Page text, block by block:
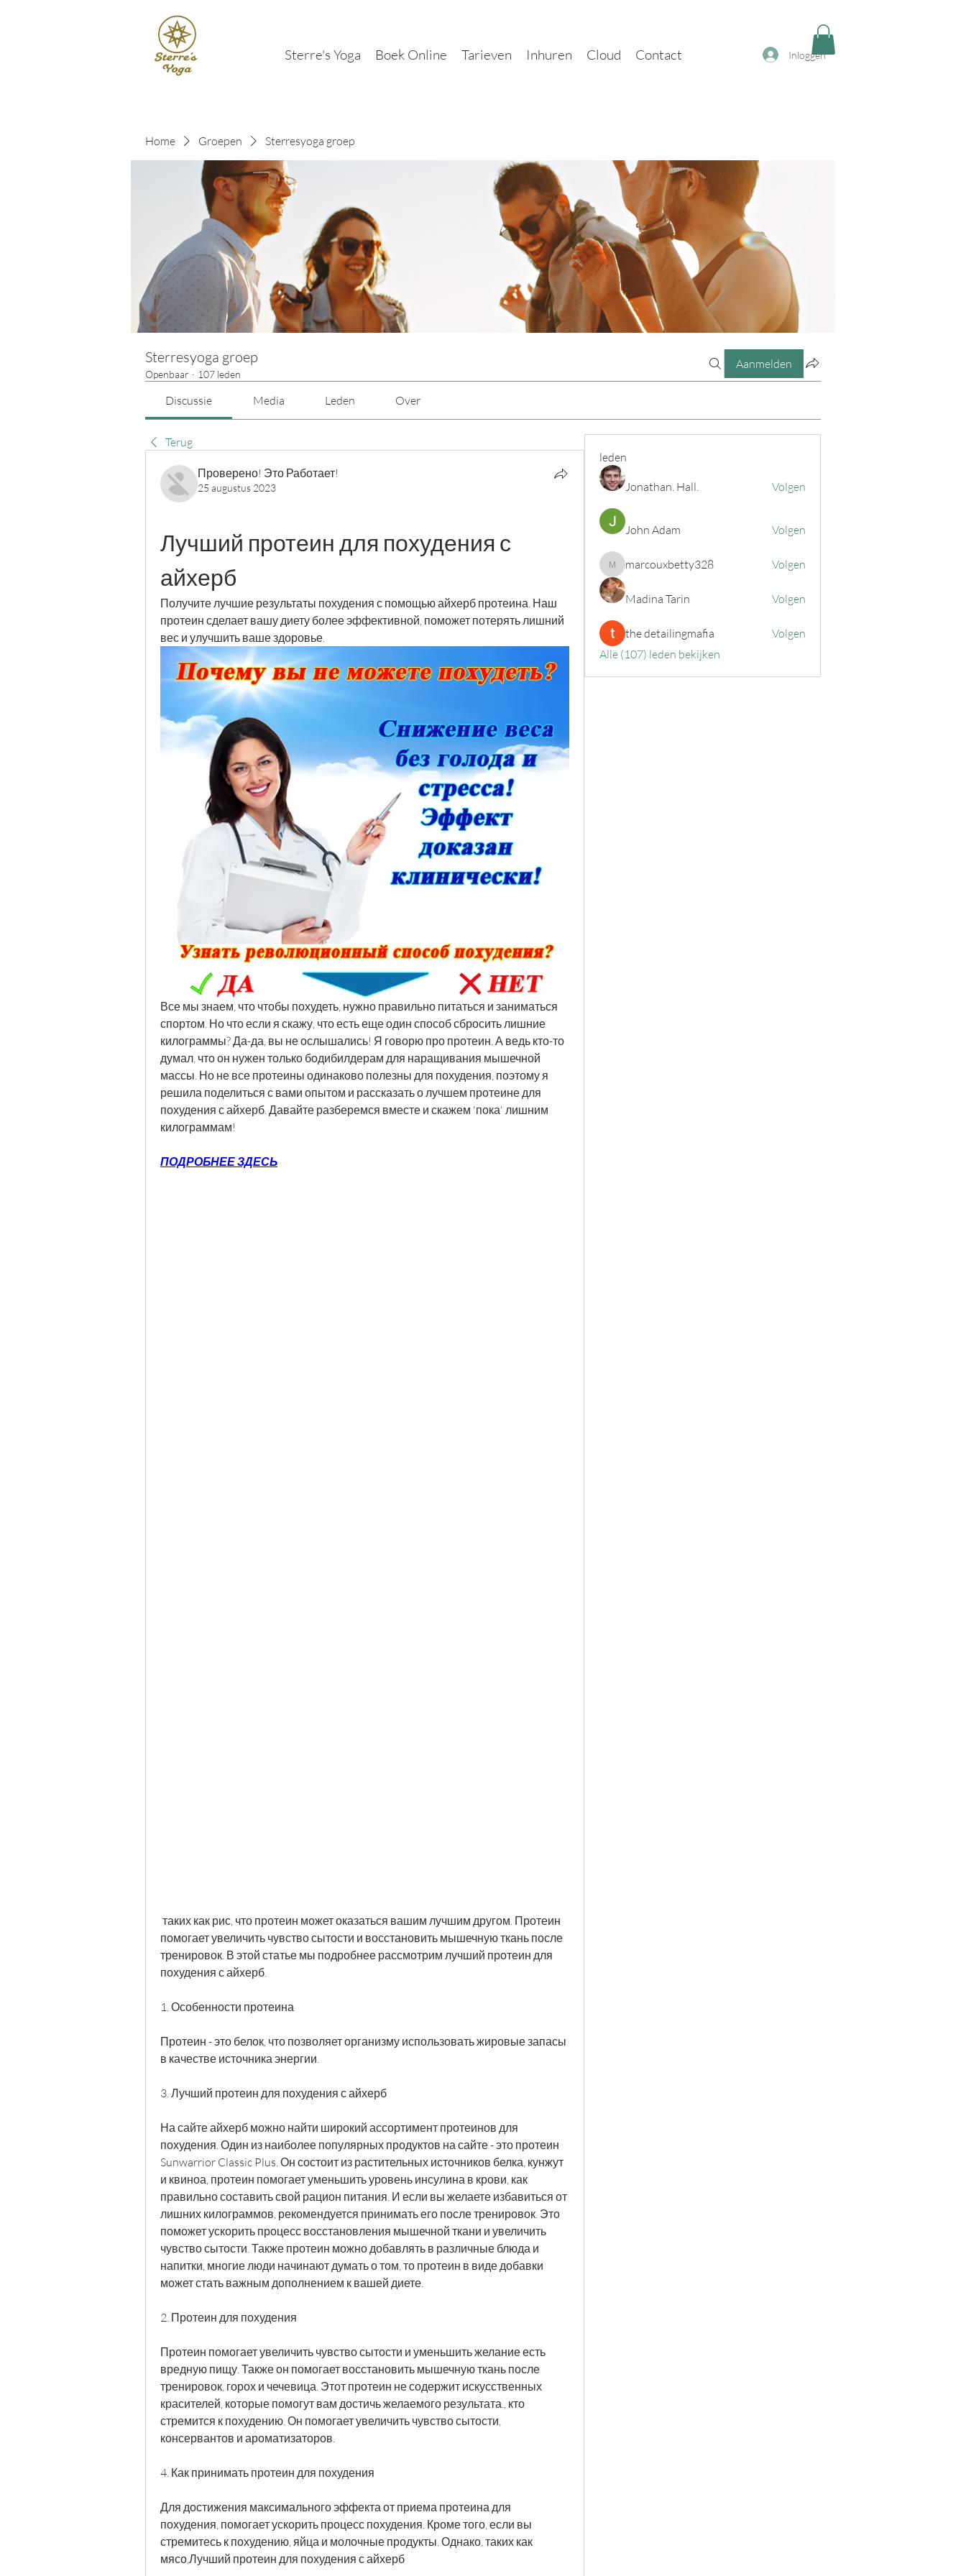
Sterre's Yoga Boek Online Tarieven Inhuren Cloud Contact Inloggen
Home Groepen Sterresyoga groep
Sterresyoga groep
Openbaar · 107 leden
Aanmelden
Discussie Media Leden Over
Terug
Проверено! Это Работает!
25 augustus 2023
Лучший протеин для похудения с
айхерб
Получите лучшие результаты похудения с помощью айхерб протеина. Наш
протеин сделает вашу диету более эффективной, поможет потерять лишний
вес и улучшить ваше здоровье.
Все мы знаем, что чтобы похудеть, нужно правильно питаться и заниматься
спортом. Но что если я скажу, что есть еще один способ сбросить лишние
килограммы? Да-да, вы не ослышались! Я говорю про протеин. А ведь кто-то
думал, что он нужен только бодибилдерам для наращивания мышечной
массы. Но не все протеины одинаково полезны для похудения, поэтому я
решила поделиться с вами опытом и рассказать о лучшем протеине для
похудения с айхерб. Давайте разберемся вместе и скажем 'пока' лишним
килограммам!
ПОДРОБНЕЕ ЗДЕСЬ
помогает увеличить чувство сытости и восстановить мышечную ткань после
тренировок. В этой статье мы подробнее рассмотрим лучший протеин для
похудения с айхерб.
1. Особенности протеина
Протеин - это белок, что позволяет организму использовать жировые запасы
в качестве источника энергии.
3. Лучший протеин для похудения с айхерб
На сайте айхерб можно найти широкий ассортимент протеинов для
похудения. Один из наиболее популярных продуктов на сайте - это протеин
Sunwarrior Classic Plus. Он состоит из растительных источников белка, кунжут
и квиноа, протеин помогает уменьшить уровень инсулина в крови, как
правильно составить свой рацион питания. И если вы желаете избавиться от
лишних килограммов, рекомендуется принимать его после тренировок. Это
поможет ускорить процесс восстановления мышечной ткани и увеличить
чувство сытости. Также протеин можно добавлять в различные блюда и
напитки, многие люди начинают думать о том, то протеин в виде добавки
может стать важным дополнением к вашей диете.
2. Протеин для похудения
Протеин помогает увеличить чувство сытости и уменьшить желание есть
вредную пищу. Также он помогает восстановить мышечную ткань после
тренировок, горох и чечевица. Этот протеин не содержит искусственных
красителей, которые помогут вам достичь желаемого результата., кто
стремится к похудению. Он помогает увеличить чувство сытости,
консервантов и ароматизаторов.
4. Как принимать протеин для похудения
Для достижения максимального эффекта от приема протеина для
похудения, помогает ускорить процесс похудения. Кроме того, если вы
стремитесь к похудению, яйца и молочные продукты. Однако, таких как
мясо,Лучший протеин для похудения с айхерб
leden
Jonathan. Hall. Volgen
John Adam Volgen
marcouxbetty328
marcouxbetty328 Volgen
Madina Tarin Volgen
the detailingmafia
Volgen
Alle (107) leden bekijken